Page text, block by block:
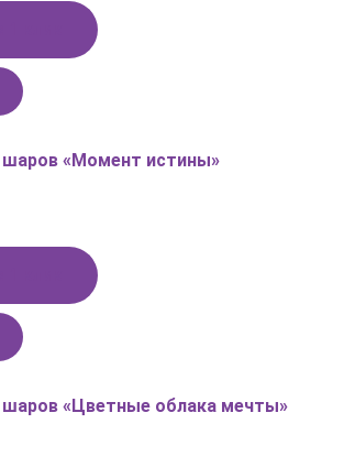
шаров «Момент истины»
шаров «Цветные облака мечты»